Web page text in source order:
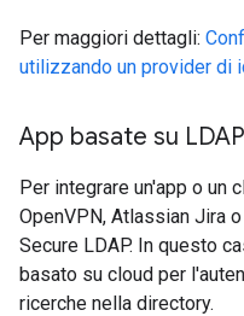
Per maggiori dettagli:
utilizzando un provider di
App basate su LDAP
Per integrare un'app o un
OpenVPN, Atlassian Jira
Secure LDAP. In questo
basato su cloud per
ricerche nella directory.